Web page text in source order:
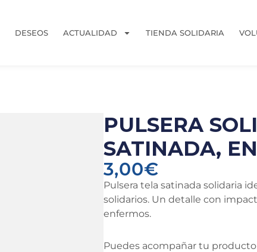
DESEOS ACTUALIDAD TIENDA SOLIDARIA
PULSERA
SATINADA,
3,00€
Pulsera tela satinada solidaria
solidarios. Un detalle con
enfermos.
Puedes acompañar tu